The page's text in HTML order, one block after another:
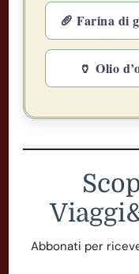
🥖 Farina di
🏺 Olio
Abbonati per